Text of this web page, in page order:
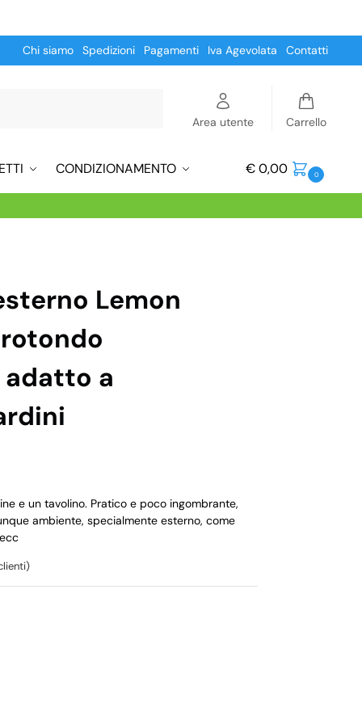
Chi siamo Spedizioni Pagamenti Iva Agevolata Contatti
Area utente Carrello
CONDIZIONAMENTO €0,00 0
Lemon
a
e un tavolino. Pratico e poco ingombrante,
ambiente, specialmente esterno, come